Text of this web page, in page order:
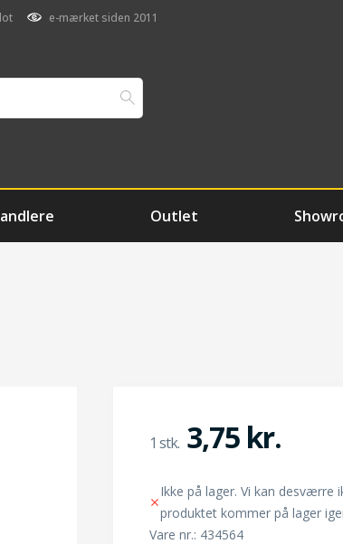
e-mærket siden 2011
Outlet
3,75 kr.
Ikke på lager. Vi kan desværre
produktet kommer på lager
Vare nr.: 434564